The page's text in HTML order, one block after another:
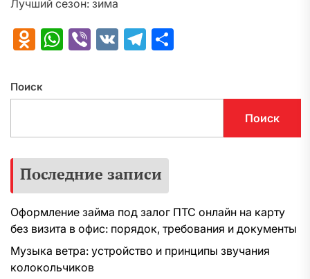
Лучший сезон: зима
Odnoklassniki
WhatsApp
Viber
VK Telegram
Поиск
Поиск
Последние записи
Оформление займа под залог ПТС онлайн на карту
без визита в офис: порядок, требования и документы
Музыка ветра: устройство и принципы звучания
колокольчиков